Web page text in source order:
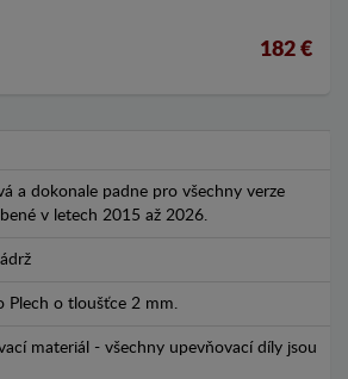
182 €
a dokonale padne pro všechny verze
v letech 2015 až 2026.
Plech o tloušťce 2 mm.
materiál - všechny upevňovací díly jsou